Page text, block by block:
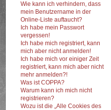
Wie kann ich verhindern, dass
mein Benutzername in der
Online-Liste auftaucht?
Ich habe mein Passwort
vergessen!
Ich habe mich registriert, kann
mich aber nicht anmelden!
Ich habe mich vor einiger Zeit
registriert, kann mich aber nicht
mehr anmelden?!
Was ist COPPA?
Warum kann ich mich nicht
registrieren?
Wozu ist die „Alle Cookies des